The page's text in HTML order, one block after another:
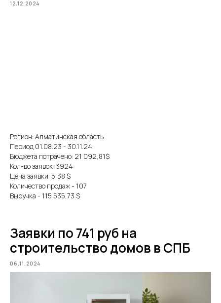
12.12.2024
Регион: Алматинская область
Период 01.08.23 - 30.11.24
Бюджета потрачено: 21 092,81$
Кол-во заявок: 3924
Цена заявки: 5,38 $
Количество продаж - 107
Выручка - 115 535,73 $
Заявки по 741 руб на
строительство домов в СПБ
06.11.2024